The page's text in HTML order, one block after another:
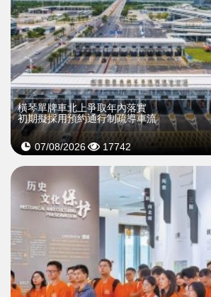
橫琴單牌車北上爭取年內落實
初期擬採用預約通行制疏導車流
07/08/2026 17742